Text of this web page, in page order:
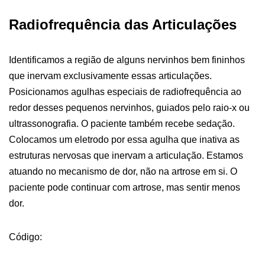
Radiofrequência das Articulações
Identificamos a região de alguns nervinhos bem fininhos
que inervam exclusivamente essas articulações.
Posicionamos agulhas especiais de radiofrequência ao
redor desses pequenos nervinhos, guiados pelo raio-x ou
ultrassonografia. O paciente também recebe sedação.
Colocamos um eletrodo por essa agulha que inativa as
estruturas nervosas que inervam a articulação. Estamos
atuando no mecanismo de dor, não na artrose em si. O
paciente pode continuar com artrose, mas sentir menos
dor.
Código: